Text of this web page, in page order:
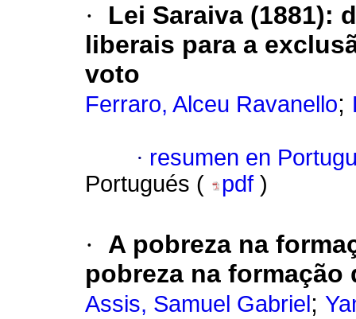
·
Lei Saraiva (1881):
liberais para a
voto
Ferraro, Alceu Ravanello;
· resumen en
Portugués (
pdf )
·
A pobreza na
pobreza na
Assis, Samuel Gabriel ;